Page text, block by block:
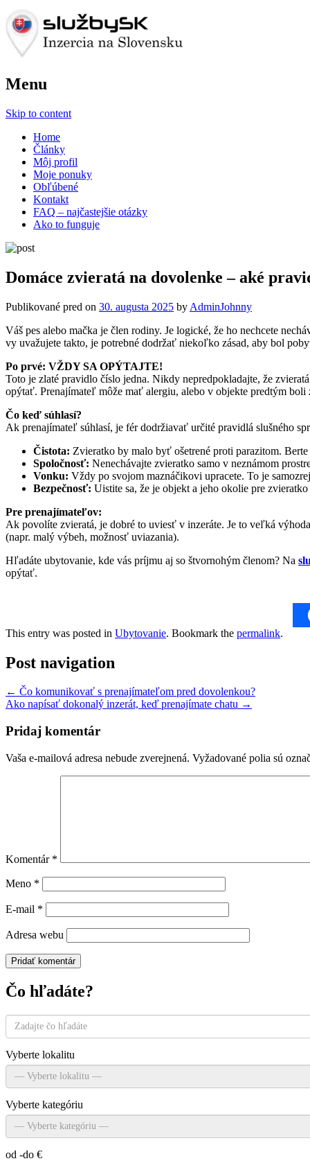
Menu
Skip to content
Home
Články
Môj profil
Moje ponuky
Obľúbené
Kontakt
FAQ – najčastejšie otázky
Ako to funguje
Domáce zvieratá na dovolenke – aké
Publikované pred on 30. augusta 2025 by AdminJohnny
Váš pes alebo mačka je člen rodiny. Je logické, že ho nechcete
vy uvažujete takto, je potrebné dodržať niekoľko zásad, aby bol
Po prvé: VŽDY SA OPÝTAJTE!
Toto je zlaté pravidlo číslo jedna. Nikdy nepredpokladajte, že
opýtať. Prenajímateľ môže mať alergiu, alebo v objekte predtým
Čo keď súhlasí?
Ak prenajímateľ súhlasí, je fér dodržiavať určité pravidlá slušného
Čistota: Zvieratko by malo byť ošetrené proti parazitom.
Spoločnosť: Nenechávajte zvieratko samo v neznámom
Vonku: Vždy po svojom maznáčikovi upracete. To je
Bezpečnosť: Uistite sa, že je objekt a jeho okolie pre
Pre prenajímateľov:
Ak povolíte zvieratá, je dobré to uviesť v inzeráte. Je to veľká
(napr. malý výbeh, možnosť uviazania).
Hľadáte ubytovanie, kde vás príjmu aj so štvornohým členom? Na
opýtať.
This entry was posted in Ubytovanie. Bookmark the permalink.
Post navigation
← Čo komunikovať s prenajímateľom pred dovolenkou?
Ako napísať dokonalý inzerát, keď prenajímate chatu →
Pridaj komentár
Vaša e-mailová adresa nebude zverejnená. Vyžadované polia sú
Komentár *
Meno *
E-mail *
Adresa webu
Čo hľadáte?
Vyberte lokalitu
Vyberte kategóriu
od -do €